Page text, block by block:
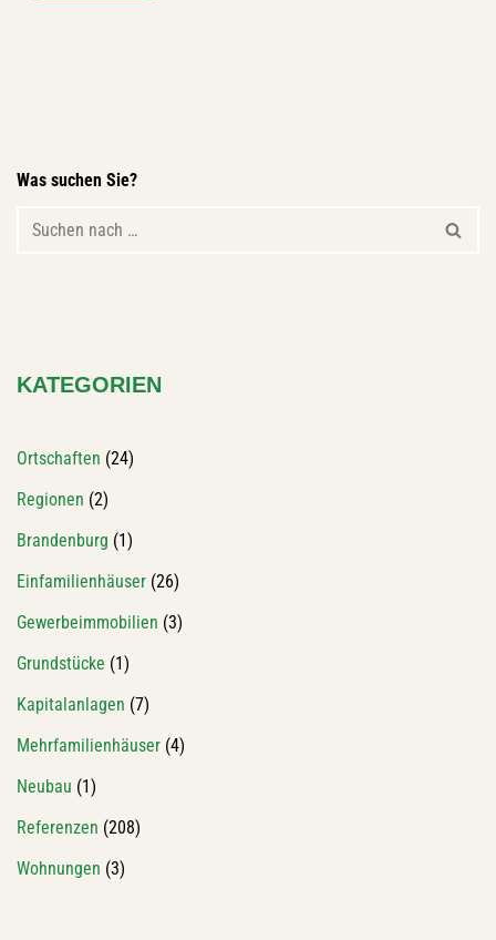
Was suchen Sie?
KATEGORIEN
Ortschaften (24)
Regionen (2)
Brandenburg (1)
Einfamilienhäuser (26)
Gewerbeimmobilien (3)
Grundstücke (1)
Kapitalanlagen (7)
Mehrfamilienhäuser (4)
Neubau (1)
Referenzen (208)
Wohnungen (3)